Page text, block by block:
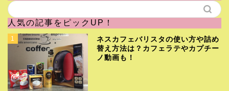
人気の記事をピックUP！
1
ネスカフェバリスタの使い方や詰め
替え方法は？カフェラテやカプチー
ノ動画も！